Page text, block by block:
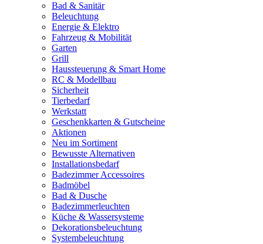
Bad & Sanitär
Beleuchtung
Energie & Elektro
Fahrzeug & Mobilität
Garten
Grill
Haussteuerung & Smart Home
RC & Modellbau
Sicherheit
Tierbedarf
Werkstatt
Geschenkkarten & Gutscheine
Aktionen
Neu im Sortiment
Bewusste Alternativen
Installationsbedarf
Badezimmer Accessoires
Badmöbel
Bad & Dusche
Badezimmerleuchten
Küche & Wassersysteme
Dekorationsbeleuchtung
Systembeleuchtung